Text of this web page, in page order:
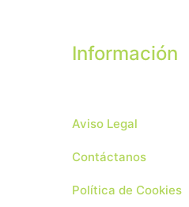
Información
Aviso Legal
Contáctanos
Política de Cookies